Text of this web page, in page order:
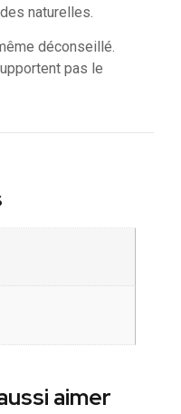
naturelles.
déconseillé.
pas le
aimer